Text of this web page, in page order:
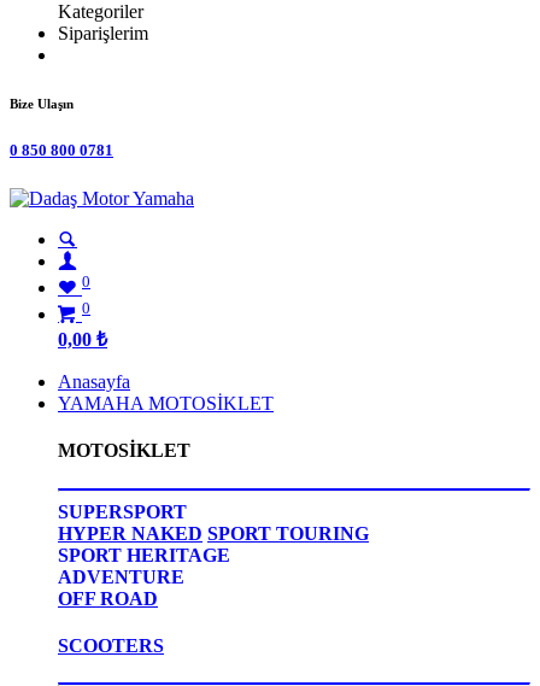
Kategoriler
Siparişlerim
Bize Ulaşın
0 850 800 0781
0
0
0,00 ₺
Anasayfa
YAMAHA MOTOSİKLET
MOTOSİKLET
SUPERSPORT
HYPER NAKED SPORT TOURING
SPORT HERITAGE
ADVENTURE
OFF ROAD
SCOOTERS